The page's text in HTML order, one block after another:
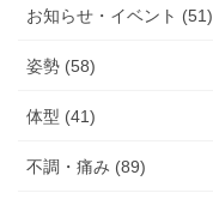
お知らせ・イベント (51)
姿勢 (58)
体型 (41)
不調・痛み (89)